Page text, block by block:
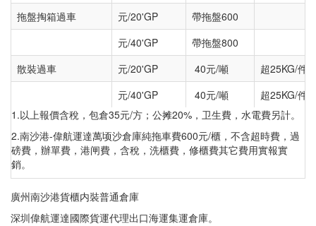
拖盤掏箱過車
元/20'GP
帶拖盤600
元/40'GP
帶拖盤800
散裝過車
元/20'GP 40元/噸
超25KG/件
元/40'GP
40元/噸
超25KG/件
1.以上報價含稅，包倉35元/方；公摊20%，卫生費，水電費另計。
2.南沙港-偉航運達萬顷沙倉庫純拖車費600元/櫃，不含超時費，過
磅費，辦單費，港闸費，含稅，洗櫃費，修櫃費其它費用實報實
銷。
廣州南沙港貨櫃内裝普通倉庫
深圳偉航運達國際貨運代理出口海運集運倉庫。